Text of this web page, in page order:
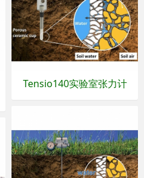
Tensio140实验室张力计